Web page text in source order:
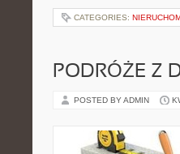
CATEGORIES:
PODRÓŻE Z
POSTED BY ADMIN